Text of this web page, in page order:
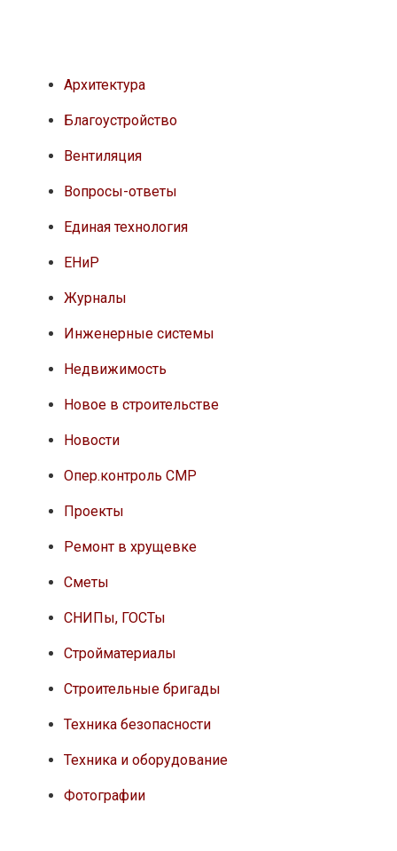
Архитектура
Благоустройство
Вентиляция
Вопросы-ответы
Единая технология
ЕНиР
Журналы
Инженерные системы
Недвижимость
Новое в строительстве
Новости
Опер.контроль СМР
Проекты
Ремонт в хрущевке
Сметы
СНИПы, ГОСТы
Стройматериалы
Строительные бригады
Техника безопасности
Техника и оборудование
Фотографии